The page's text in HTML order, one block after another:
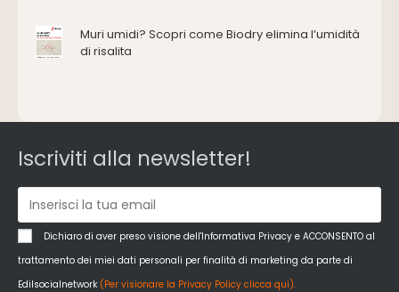
Impianti idrici e depurazione
Impianti termici e climatizzazione
Materiali da costruzione
Pannelli
Pareti esterne e facciate
Pareti Interne
reti
Reti di adduzione gas
Sicurezza e dpi
Siderurgia
Muri umidi? Scopri come Biodry elimina l’umidità
di risalita
Iscriviti alla newsletter!
Dichiaro di aver preso visione dell'Informativa Privacy e ACCONSENTO al
trattamento dei miei dati personali per finalità di marketing da parte di
Edilsocialnetwork (Per visionare la Privacy Policy clicca qui).